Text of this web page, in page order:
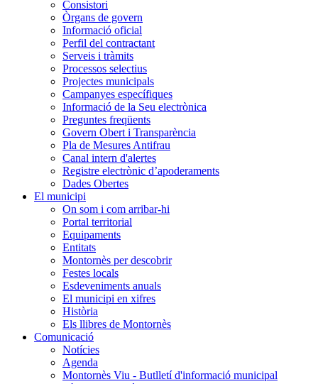
Consistori
Òrgans de govern
Informació oficial
Perfil del contractant
Serveis i tràmits
Processos selectius
Projectes municipals
Campanyes específiques
Informació de la Seu electrònica
Preguntes freqüents
Govern Obert i Transparència
Pla de Mesures Antifrau
Canal intern d'alertes
Registre electrònic d’apoderaments
Dades Obertes
El municipi
On som i com arribar-hi
Portal territorial
Equipaments
Entitats
Montornès per descobrir
Festes locals
Esdeveniments anuals
El municipi en xifres
Història
Els llibres de Montornès
Comunicació
Notícies
Agenda
Montornès Viu - Butlletí d'informació municipal